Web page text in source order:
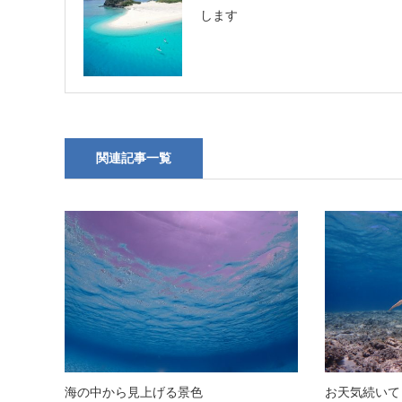
します
関連記事一覧
海の中から見上げる景色 お天気続い